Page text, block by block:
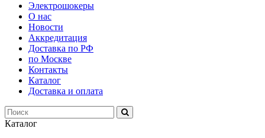
Электрошокеры
О нас
Новости
Аккредитация
Доставка по РФ
по Москве
Контакты
Каталог
Доставка и оплата
Каталог